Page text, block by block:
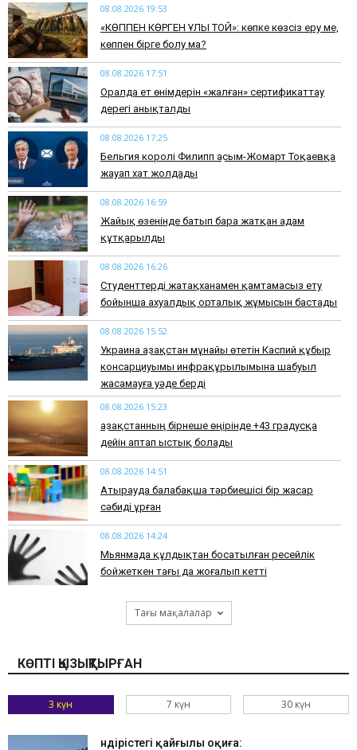
08.08.2026 19:53
​«КӨППЕН КӨРГЕН ҰЛЫ ТОЙ»: көпке көзсіз еру ме,
көппен бірге болу ма?
08.08.2026 17:51
Оралда ет өнімдерін «жалған» сертификаттау
дерегі анықталды
08.08.2026 17:25
Бельгия королі Филипп Қасым-Жомарт Тоқаевқа
жауап хат жолдады
08.08.2026 16:59
Жайық өзенінде батып бара жатқан адам
құтқарылды
08.08.2026 16:26
Студенттерді жатақханамен қамтамасыз ету
бойынша ахуалдық орталық жұмысын бастады
08.08.2026 15:52
Украина Қазақстан мұнайы өтетін Каспий құбыр
консарциуымы инфрақұрылымына шабуыл
жасамауға уәде берді
08.08.2026 15:23
Қазақстанның бірнеше өңірінде +43 градусқа
дейін аптап ыстық болады
08.08.2026 14:51
Атырауда балабақша тәрбиешісі бір жасар
сәбиді ұрған
08.08.2026 14:24
Мьянмада құлдықтан босатылған ресейлік
бойжеткен тағы да жоғалып кетті
Тағы мақалалар
КӨПТІ ҚЫЗЫҚТЫРҒАН
3 күн 7 күн 30 күн
Өндірістегі қайғылы оқиға: